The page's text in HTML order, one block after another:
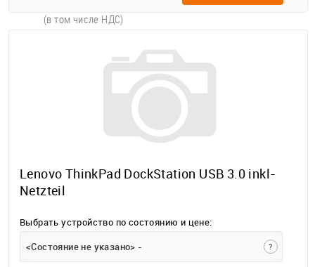
(в том числе НДС)
Lenovo ThinkPad DockStation USB 3.0 inkl-
Netzteil
Выбрать устройство по состоянию и цене:
<Состояние не указано> -
?